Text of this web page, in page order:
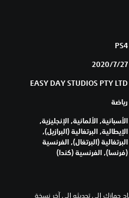
PS4
27‏/7‏/2020
EASY DAY STUDIOS PTY LTD
رياضة
الأسبانية, الألمانية, الإنجليزية,
الإيطالية, البرتغالية (البرازيل),
البرتغالية (البرتغال), الفرنسية
(فرنسا), الفرنسية (كندا)